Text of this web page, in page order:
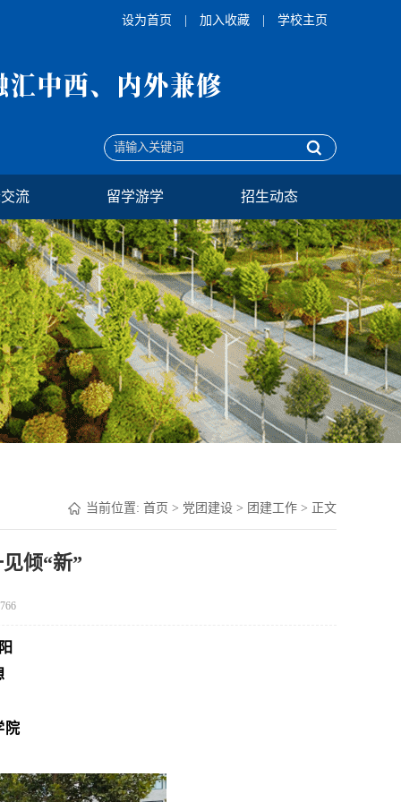
设为首页 加入收藏 学校主页
流 留学游学 招生动态
当前位置: 首页 > 党团建设 > 团建工作 > 正文
倾“新”
766
院